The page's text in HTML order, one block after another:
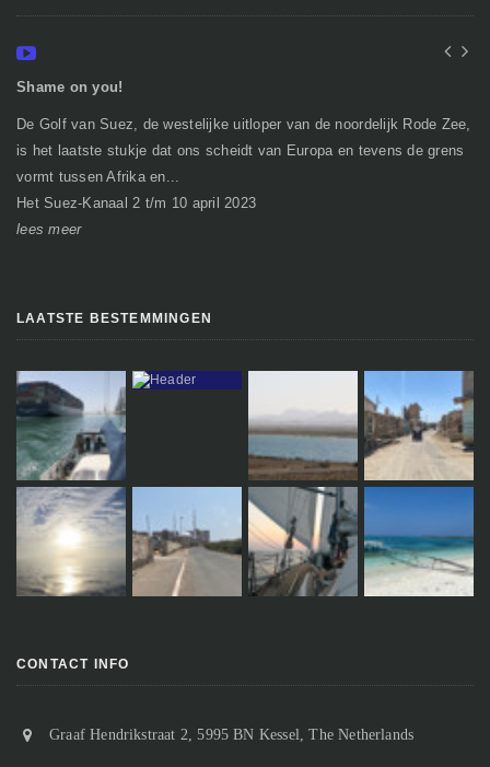
Shame on you!
De Golf van Suez, de westelijke uitloper van de noordelijk Rode Zee,
is het laatste stukje dat ons scheidt van Europa en tevens de grens
vormt tussen Afrika en...
Het Suez-Kanaal 2 t/m 10 april 2023
lees meer
LAATSTE BESTEMMINGEN
CONTACT INFO
Graaf Hendrikstraat 2, 5995 BN Kessel, The Netherlands